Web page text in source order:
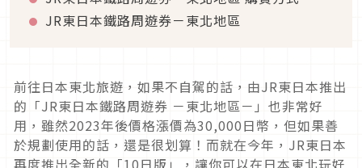
JR東日本鐵路周遊券－東北地區
前往日本東北旅遊，如果不自駕的話，由JR東日本推出
的「JR東日本鐵路周遊券 －東北地區－」也非常好
用，雖然2023年後價格漲價為30,000日幣，但如果善
於規劃使用的話，還是很划算！而就在今年，JR東日本
再度推出全新的「10日版」，讓你可以在日本東北玩好